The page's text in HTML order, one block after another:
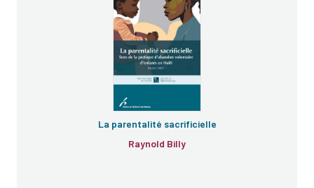
La parentalité sacrificielle
Raynold Billy